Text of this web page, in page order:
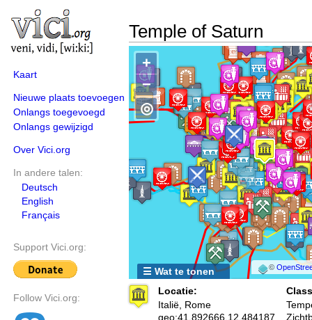
Kaart
Nieuwe plaats toevoegen
Onlangs toegevoegd
Onlangs gewijzigd
Over Vici.org
In andere talen:
Deutsch
English
Français
Support Vici.org:
Follow Vici.org:
Temple of Saturn
+
−
©
◎
☰ Wat te tonen
Locatie:
Italië, Rome
geo:41.892666,12.484187